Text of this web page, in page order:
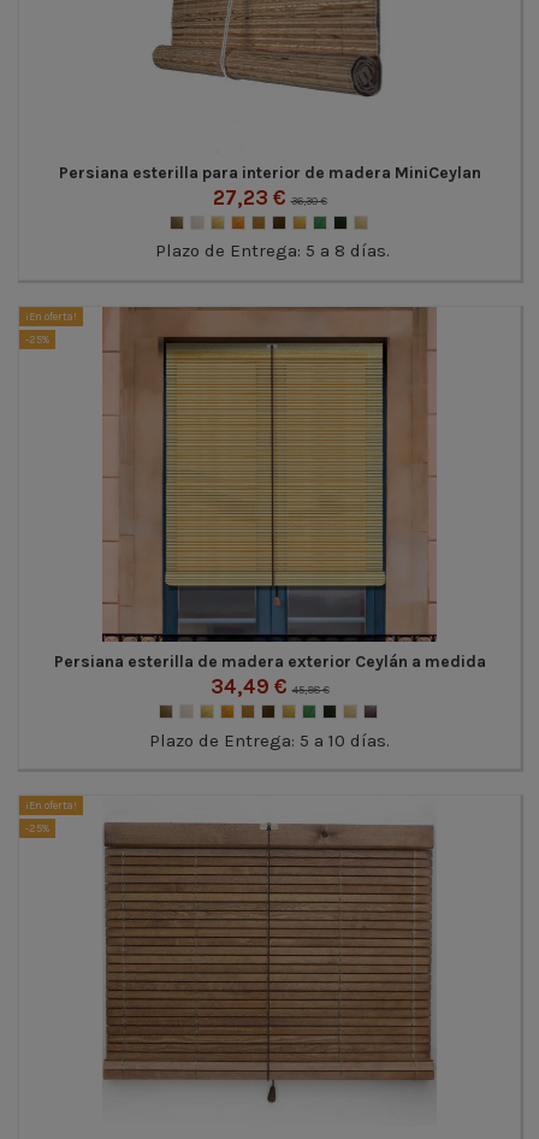
Persiana esterilla para interior de madera MiniCeylan
27,23 €36,30 €
Plazo de Entrega: 5 a 8 días.
¡En oferta!
-25%
Persiana esterilla de madera exterior Ceylán a medida
34,49 €45,98 €
Plazo de Entrega: 5 a 10 días.
¡En oferta!
-25%